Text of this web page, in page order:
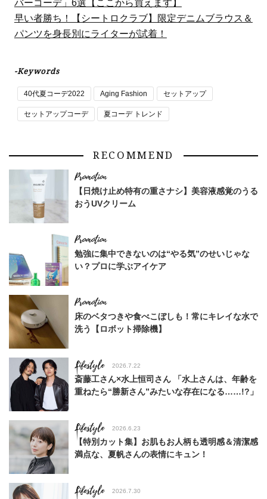
バーコーデ」6選【ここから買えます】
早い者勝ち！【シートロクラブ】限定デニムブラウス＆
パンツを身長別にライターが試着！
-Keywords
40代夏コーデ2022 Aging Fashion セットアップ
セットアップコーデ 夏コーデ トレンド
RECOMMEND
【日焼け止め特有の重さナシ】美容液感覚のうる
おうUVクリーム
勉強に集中できないのは“やる気”のせいじゃな
い？プロに学ぶアイケア
床のベタつきや食べこぼしも！常にキレイな水で
洗う【ロボット掃除機】
Lifestyle 2026.7.22
斎藤工さん×水上恒司さん 「水上さんは、年齢を
重ねたら“勝新さん”みたいな存在になる……!?」
Lifestyle 2026.6.23
【特別カット集】お肌もお人柄も透明感＆清潔感
満点な、夏帆さんの表情にキュン！
Lifestyle 2026.7.30